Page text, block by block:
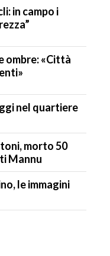
in campo i
ombre: «Città
nel quartiere
morto 50
Mannu
le immagini